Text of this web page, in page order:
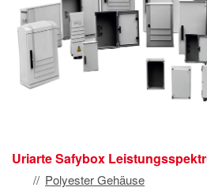
Uriarte Safybox
Polyester Gehäuse